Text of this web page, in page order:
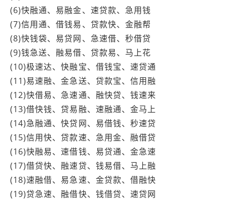
(6)快融通、易融金、速贷款、急用钱
(7)信用通、借钱易、贷款快、金融帮
(8)快钱袋、易贷网、急速借、秒借贷
(9)钱急送、融易借、贷款易、马上花
(10)极速达、快融宝、借钱宝、速贷通
(11)易速融、金急送、贷款宝、信用融
(12)快借易、急速通、融快贷、钱速来
(13)借快钱、贷易融、速融通、金马上
(14)急融通、快贷网、易借钱、秒速贷
(15)信用快、贷款速、急用金、融借贷
(16)快融易、速借钱、易贷通、金急速
(17)借贷快、融速贷、钱易借、马上融
(18)速融借、易急速、金贷款、借融快
(19)贷急速、融借快、钱借贷、速贷网